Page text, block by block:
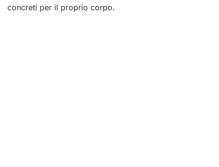
concreti per il proprio corpo.